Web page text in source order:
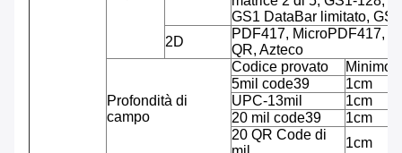
GS1 DataBar limitato,
2D
PDF417, MicroPDF417,
QR, Azteco
Profondità di
campo
Codice provato
Minimo
5mil code39
1cm
UPC-13mil
1cm
20 mil code39
1cm
20 QR Code di
1cm